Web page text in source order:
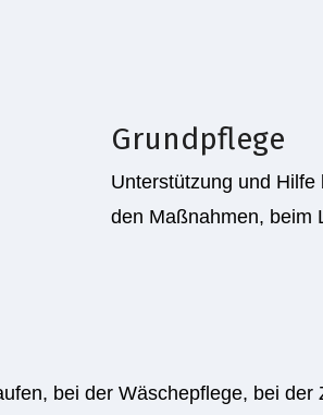
Grundpflege
Unterstützung und
den Maßnahmen,
bei der Wäschepflege, bei